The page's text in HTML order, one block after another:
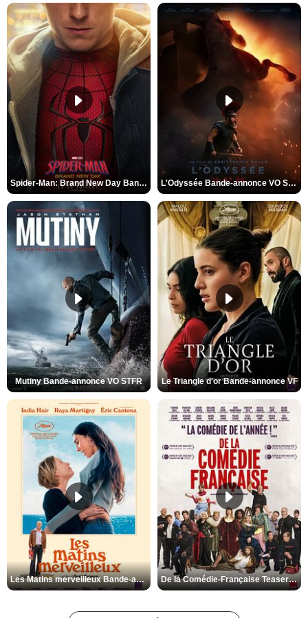
Spider-Man: Brand New Day Bande-annonce VO STFR L'Odyssée Bande-annonce VO STFR
Mutiny Bande-annonce VO STFR Le Triangle d'or Bande-annonce VF
Les Matins merveilleux Bande-annonce VF De la Comédie-Française Teaser VF